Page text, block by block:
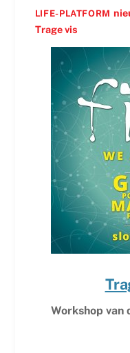
LIFE-PLATFORM
Trage vis
Workshop van